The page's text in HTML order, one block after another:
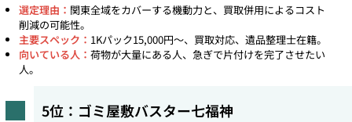
選定理由： 関東全域をカバーする機動力と、買取併用によるコスト
削減の可能性。
主要スペック： 1Kパック15,000円〜、買取対応、遺品整理士在籍。
向いている人： 荷物が大量にある人、急ぎで片付けを完了させたい
人。
5位：ゴミ屋敷バスター七福神